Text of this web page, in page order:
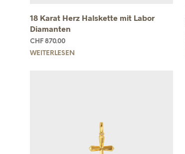
18 Karat Herz Halskette mit Labor
Diamanten
CHF 870.00
WEITERLESEN